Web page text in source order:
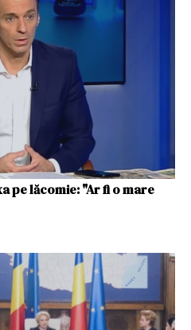
pe lăcomie: "Ar fi o mare